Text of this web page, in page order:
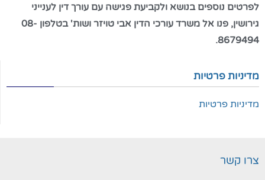
מדיניות פרטיות
מדיניות פרטיות
לפרטים נוספים בנושא ולקביעת פגישה עם עורך דין לענייני
גירושין, פנו אל משרד עורכי הדין אבי טויזר ושות' בטלפון 08-
8679494.
צרו קשר